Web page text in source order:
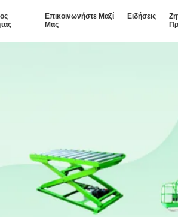
Επικοινωνήστε Μαζί
Μας
Ειδήσεις